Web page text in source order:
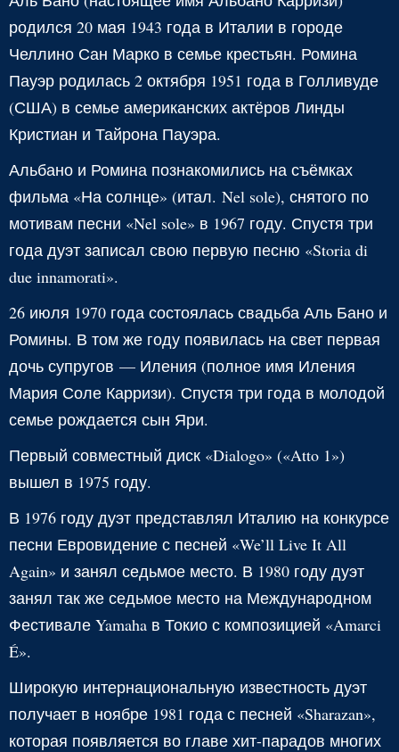
родился 20 мая 1943 года в Италии в городе
Челлино Сан Марко в семье крестьян. Ромина
Пауэр родилась 2 октября 1951 года в Голливуде
(США) в семье американских актёров Линды
Кристиан и Тайрона Пауэра.
Альбано и Ромина познакомились на съёмках
фильма «На солнце» (итал. Nel sole), снятого по
мотивам песни «Nel sole» в 1967 году. Спустя три
года дуэт записал свою первую песню «Storia di
due innamorati».
26 июля 1970 года состоялась свадьба Аль Бано и
Ромины. В том же году появилась на свет первая
дочь супругов — Иления (полное имя Иления
Мария Соле Карризи). Спустя три года в молодой
семье рождается сын Яри.
Первый совместный диск «Dialogo» («Atto 1»)
вышел в 1975 году.
В 1976 году дуэт представлял Италию на конкурсе
песни Евровидение с песней «We’ll Live It All
Again» и занял седьмое место. В 1980 году дуэт
занял так же седьмое место на Международном
Фестивале Yamaha в Токио с композицией «Amarci
É».
Широкую интернациональную известность дуэт
получает в ноябре 1981 года с песней «Sharazan»,
которая появляется во главе хит-парадов многих